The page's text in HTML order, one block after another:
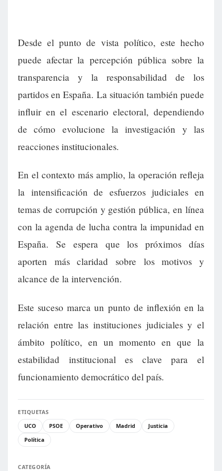
Desde el punto de vista político, este hecho
puede afectar la percepción pública sobre la
transparencia y la responsabilidad de los
partidos en España. La situación también puede
influir en el escenario electoral, dependiendo
de cómo evolucione la investigación y las
reacciones institucionales.
En el contexto más amplio, la operación refleja
la intensificación de esfuerzos judiciales en
temas de corrupción y gestión pública, en línea
con la agenda de lucha contra la impunidad en
España. Se espera que los próximos días
aporten más claridad sobre los motivos y
alcance de la intervención.
Este suceso marca un punto de inflexión en la
relación entre las instituciones judiciales y el
ámbito político, en un momento en que la
estabilidad institucional es clave para el
funcionamiento democrático del país.
ETIQUETAS
UCO
PSOE Operativo Madrid
Justicia
Política
CATEGORÍA